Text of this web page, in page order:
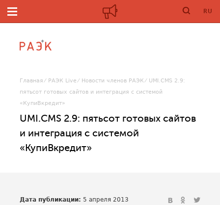
RU
Главная РАЭК Live Новости членов РАЭК
UMI.CMS 2.9:
пятьсот готовых сайтов и интеграция с системой
«КупиВкредит»
UMI.CMS 2.9: пятьсот готовых сайтов
и интеграция с системой
«КупиВкредит»
Дата публикации: 5 апреля 2013